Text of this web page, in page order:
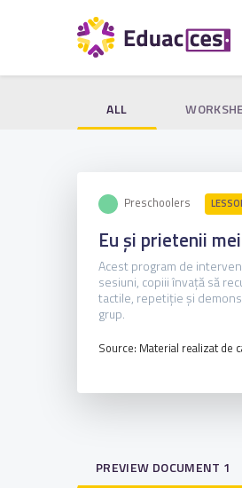
ALL
Preschoolers
Eu și prietenii
Acest program de
sesiuni, copiii învață să
tactile, repetiție și
grup.
Source: Material realizat de
PREVIEW DOCUMENT 1